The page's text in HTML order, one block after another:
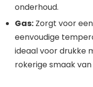
onderhoud.
Gas: Zorgt voor
eenvoudige
ideaal voor drukke
rokerige smaak van